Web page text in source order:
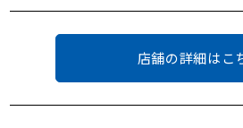
店舗の詳細はこ